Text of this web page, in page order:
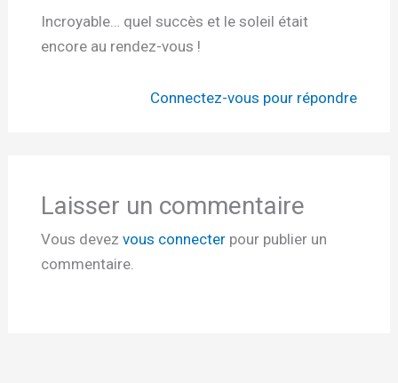
Incroyable… quel succès et le soleil était
encore au rendez-vous !
Connectez-vous pour répondre
Laisser un commentaire
Vous devez vous connecterpour publier un
commentaire.